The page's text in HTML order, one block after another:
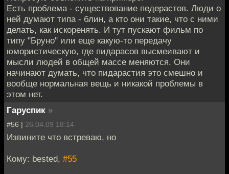
Есть проблема - существование педерастов. Люди о
ней думают типа - блин, а кто они такие, что с ними
делать, как искоренять. И тут пускают фильм по
типу "Бруно" или еще какую-то передачу
юмористическую, где пидарасов высмеивают и
мысли людей в общей массе меняются. Они
начинают думать, что пидарастия это смешно и
вообще нормальная вещь и никакой проблемы в
этом нет.
Гаруспик »
#56 | 26.04.09 18:14
Извините что встреваю, но
Кому: bested, #55